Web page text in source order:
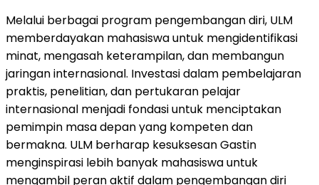
Melalui berbagai program pengembangan diri, ULM
memberdayakan mahasiswa untuk mengidentifikasi
minat, mengasah keterampilan, dan membangun
jaringan internasional. Investasi dalam pembelajaran
praktis, penelitian, dan pertukaran pelajar
internasional menjadi fondasi untuk menciptakan
pemimpin masa depan yang kompeten dan
bermakna. ULM berharap kesuksesan Gastin
menginspirasi lebih banyak mahasiswa untuk
mengambil peran aktif dalam pengembangan diri